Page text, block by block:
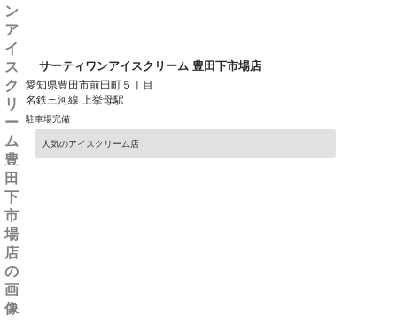
サーティワンアイスクリーム 豊田下市場店
愛知県豊田市前田町５丁目
名鉄三河線 上挙母駅
駐車場完備
人気のアイスクリーム店